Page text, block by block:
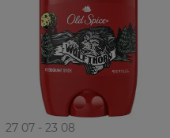
27 07 - 23 08